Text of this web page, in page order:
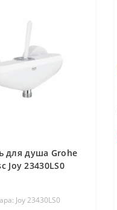
для душа Grohe
Joy 23430LS0
Joy 23430LS0